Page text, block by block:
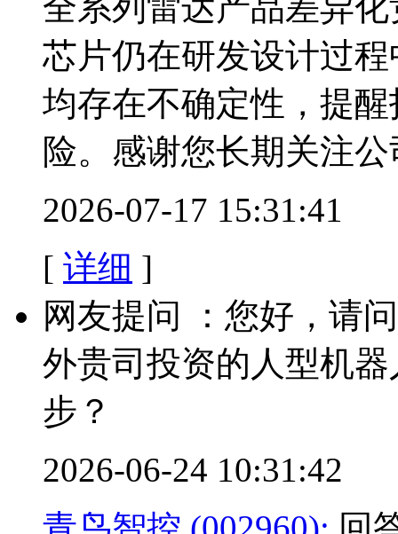
芯片仍在研发设计过
均存在不确定性，提
险。感谢您长期关注
2026-07-17 15:31:41
[ 详细 ]
网友提问 ：您好，请
外贵司投资的人型机
步？
2026-06-24 10:31:42